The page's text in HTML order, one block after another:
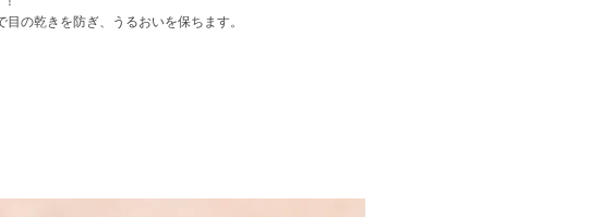
の乾きを防ぎ、うるおいを保ちます。